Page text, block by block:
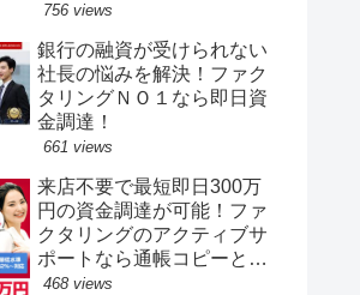
756 views
銀行の融資が受けられない
社長の悩みを解決！ファク
タリングＮＯ１なら即日資
金調達！
661 views
来店不要で最短即日300万
円の資金調達が可能！ファ
クタリングのアクティブサ
ポートなら通帳コピーと請
求書だけでOK☆お困りの方
468 views